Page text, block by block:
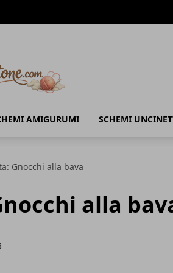
AMIGURUMI SCHEMI
Gnocchi alla bava
alla